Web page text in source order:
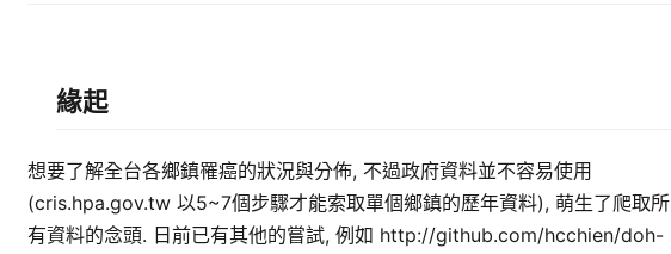
緣起
想要了解全台各鄉鎮罹癌的狀況與分佈, 不過政府資料並不容易使用
(cris.hpa.gov.tw 以5~7個步驟才能索取單個鄉鎮的歷年資料), 萌生了爬取所
有資料的念頭. 日前已有其他的嘗試, 例如 http://github.com/hcchien/doh-